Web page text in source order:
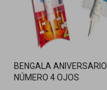
BENGALA ANIVERSARIO
NÚMERO 4 OJOS